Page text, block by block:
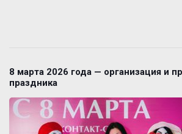
8 марта 2026 года — организация и
праздника